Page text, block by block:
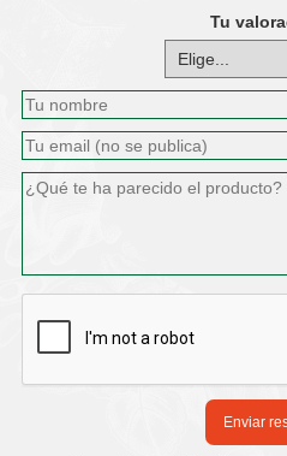
manteniendo al mismo tiempo la
Maridaje
Este vino es ideal para
guisos tradicionales, embutidos
Tu
Enviar